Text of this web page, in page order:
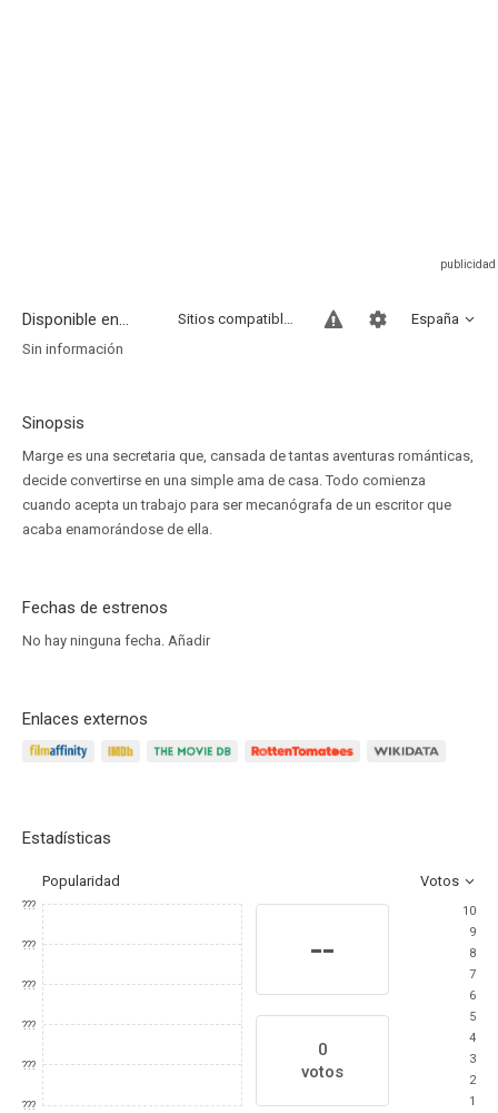
Disponible en... España
Sitios compatibles
Sin información
Sinopsis
Marge es una secretaria que, cansada de tantas aventuras románticas,
decide convertirse en una simple ama de casa. Todo comienza
cuando acepta un trabajo para ser mecanógrafa de un escritor que
acaba enamorándose de ella.
Fechas de estrenos
No hay ninguna fecha. Añadir
Enlaces externos
Estadísticas
Popularidad Votos
???
???
???
???
???
???
--
0
votos
10
9
8
7
6
5
4
3
2
1